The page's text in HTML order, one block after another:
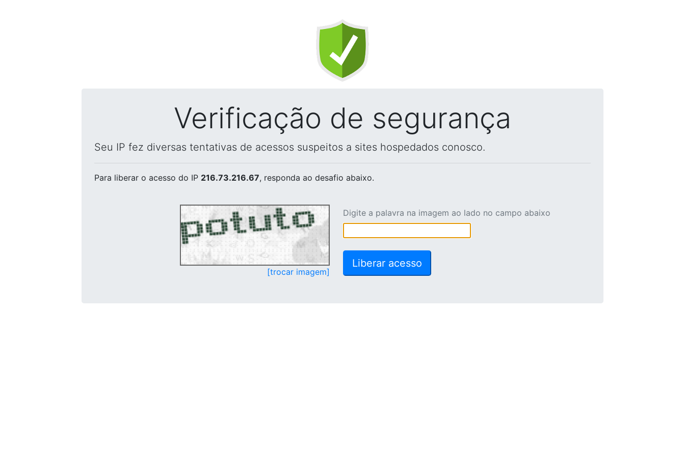
Verificação de segurança
Seu IP fez diversas tentativas de acessos suspeitos a sites hospedados conosco.
Para liberar o acesso do IP 216.73.216.67, responda ao desafio abaixo.
[trocar imagem]
Digite a palavra na imagem ao lado no campo abaixo